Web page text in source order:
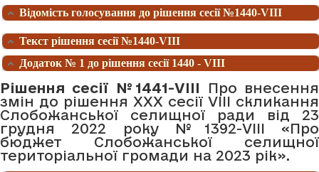
Відомість голосування до рішення сесії №1440-VIII
Текст рішення сесії №1440-VIII
Додаток № 1 до рішення сесії 1440 - VIII
Рішення сесії №1441-VIII
Про внесення
змін до рішення ХХХ сесії VIІI скликання
Слобожанської селищної ради від 23
грудня 2022 року №1392-VIІI «Про
бюджет Слобожанської селищної
територіальної громади на 2023 рік».